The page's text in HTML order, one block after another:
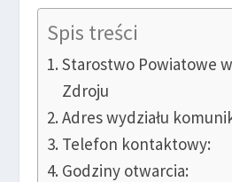
Spis treści
Starostwo Powiatowe
Zdroju
Adres wydziału
Telefon kontaktowy:
Godziny otwarcia: